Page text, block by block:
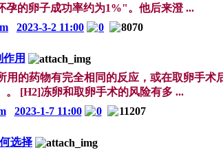
的卵子成功率约为1%"。他后来澄 ...
2023-3-2 11:00 0 8070
用
的药物有完全相同的反应，或在取卵手术
[H2]冻卵和取卵手术的风险有多 ...
2023-1-7 11:00 0 11207
选择